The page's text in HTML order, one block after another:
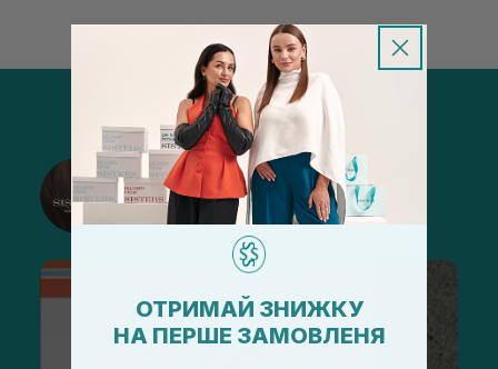
@sisters_stelmakh в Instagram
Подписаться
ОТРИМАЙ ЗНИЖКУ
НА ПЕРШЕ ЗАМОВЛЕНЯ